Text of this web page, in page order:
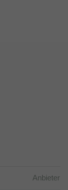
Anbieter